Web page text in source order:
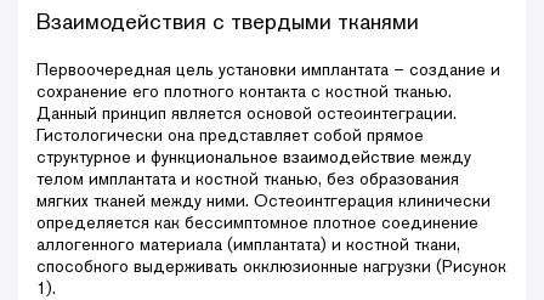
Взаимодействия с твердыми тканями
Первоочередная цель установки имплантата – создание и
сохранение его плотного контакта с костной тканью.
Данный принцип является основой остеоинтеграции.
Гистологически она представляет собой прямое
структурное и функциональное взаимодействие между
телом имплантата и костной тканью, без образования
мягких тканей между ними. Остеоинтгерация клинически
определяется как бессимптомное плотное соединение
аллогенного материала (имплантата) и костной ткани,
способного выдерживать окклюзионные нагрузки (Рисунок
1).